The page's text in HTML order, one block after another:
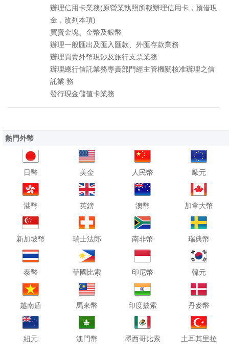
辦理信用卡業務(原營業執照所載辦理信用卡，預借現
金，改列本項)
買賣金塊、金幣及銀幣
辦理一般匯出及匯入匯款、外匯存款業務
辦理買賣外幣現鈔及旅行支票業務
辦理總行信託業務專責部門經主管機關核准辦理之信
託業 務
發行現金儲值卡業務
熱門外幣
日幣 美金 人民幣 歐元
港幣 英鎊 澳幣 加拿大幣
新加坡幣 瑞士法郎 南非幣 瑞典幣
泰幣 菲國比索 印尼幣 韓元
越南盾 馬來幣 印度披索 丹麥幣
紐元 澳門幣 墨西哥比索 土耳其里拉